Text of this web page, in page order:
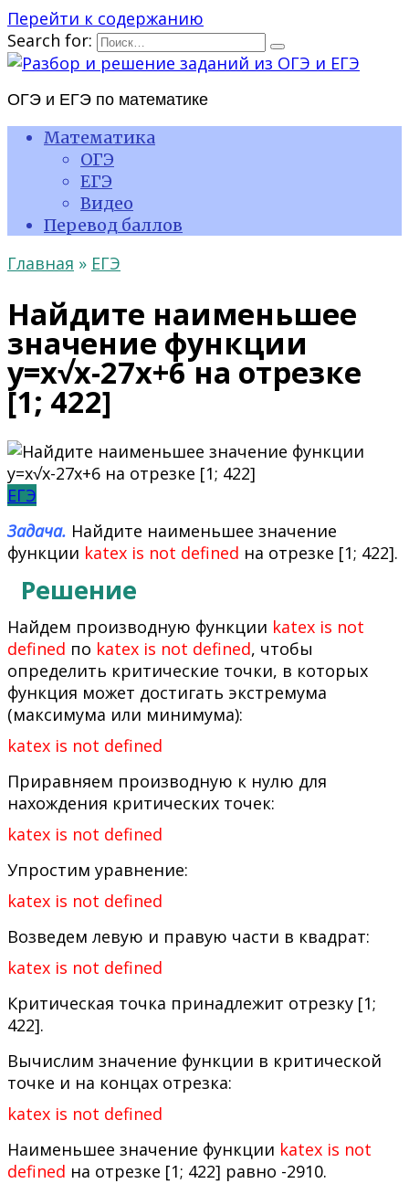
Перейти к содержанию
Search for:
ОГЭ и ЕГЭ по математике
Математика
ОГЭ
ЕГЭ
Видео
Перевод баллов
Главная » ЕГЭ
Найдите наименьшее
значение функции
y=x√x-27x+6 на отрезке
[1; 422]
ЕГЭ
Задача. Найдите наименьшее значение
функции katex is not defined на отрезке [1; 422].
Решение
Найдем производную функции katex is not
defined по katex is not defined, чтобы
определить критические точки, в которых
функция может достигать экстремума
(максимума или минимума):
katex is not defined
Приравняем производную к нулю для
нахождения критических точек:
katex is not defined
Упростим уравнение:
katex is not defined
Возведем левую и правую части в квадрат:
katex is not defined
Критическая точка принадлежит отрезку [1;
422].
Вычислим значение функции в критической
точке и на концах отрезка:
katex is not defined
Наименьшее значение функции katex is not
defined на отрезке [1; 422] равно -2910.